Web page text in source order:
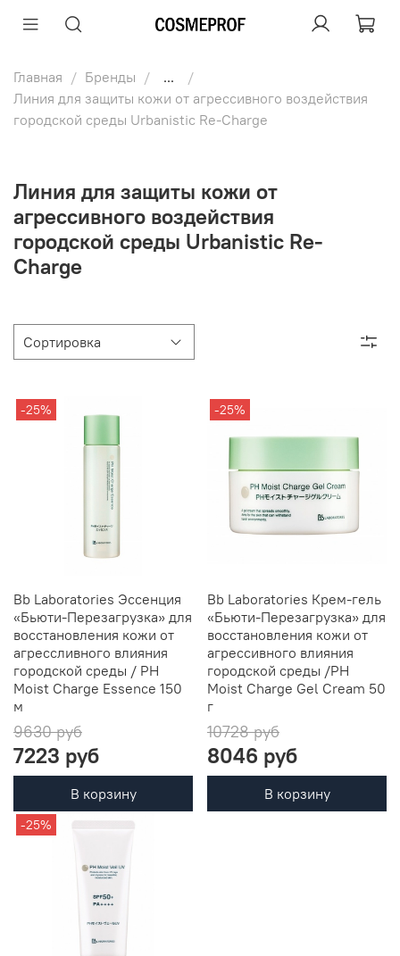
Главная Бренды
...
Линия для защиты кожи от агрессивного воздействия
городской среды Urbanistic Re-Charge
Линия для защиты кожи от
агрессивного воздействия
городской среды Urbanistic Re-
Charge
-25%
Bb Laboratories Эссенция
«Бьюти-Перезагрузка» для
восстановления кожи от
агрессливного влияния
городской среды / PH
Moist Charge Essence 150
м
9630 руб
7223 руб
В корзину
-25%
Bb Laboratories Крем-гель
«Бьюти-Перезагрузка» для
восстановления кожи от
агрессивного влияния
городской среды /PH
Moist Charge Gel Cream 50
г
10728 руб
8046 руб
В корзину
-25%